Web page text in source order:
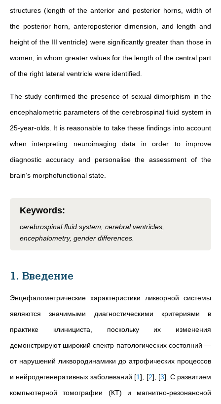
structures (length of the anterior and posterior horns, width of
the posterior horn, anteroposterior dimension, and length and
height of the III ventricle) were significantly greater than those in
women, in whom greater values for the length of the central part
of the right lateral ventricle were identified.
The study confirmed the presence of sexual dimorphism in the
encephalometric parameters of the cerebrospinal fluid system in
25-year-olds. It is reasonable to take these findings into account
when interpreting neuroimaging data in order to improve
diagnostic accuracy and personalise the assessment of the
brain’s morphofunctional state.
Keywords:
cerebrospinal fluid system, cerebral ventricles,
encephalometry, gender differences.
1. Введение
Энцефалометрические характеристики ликворной системы
являются значимыми диагностическими критериями в
практике клинициста, поскольку их изменения
демонстрируют широкий спектр патологических состояний —
от нарушений ликвородинамики до атрофических процессов
и нейродегенеративных заболеваний [1] [2] [3] . С развитием
компьютерной томографии (КТ) и магнитно-резонансной